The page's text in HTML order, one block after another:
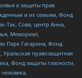
и защиты прав
и их семьям, Фонд
Так, Сова, центр Анна,
Мемориал,
Парк Гагарина, Фонд
правозащитная
Фонд защиты гласности,